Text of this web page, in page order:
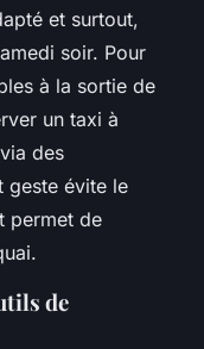
et surtout,
soir. Pour
à la sortie de
un taxi à
des
geste évite le
permet de
de